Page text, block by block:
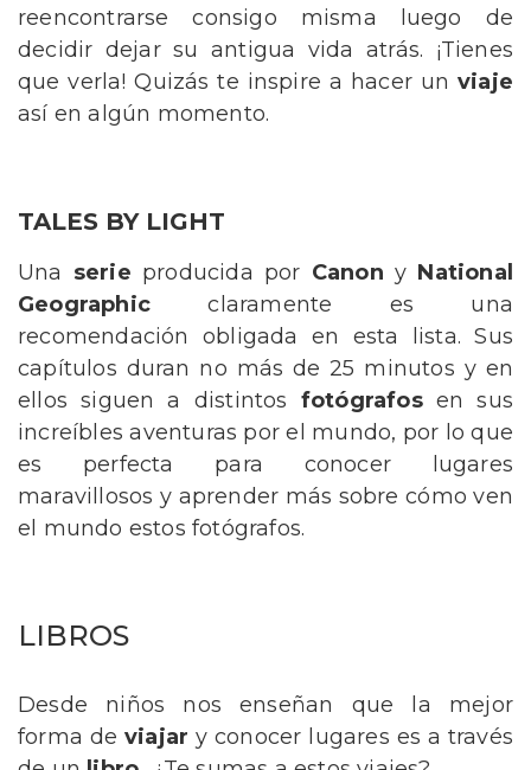
reencontrarse consigo misma luego de
decidir dejar su antigua vida atrás. ¡Tienes
que verla! Quizás te inspire a hacer un viaje
así en algún momento.
TALES BY LIGHT
Una serie producida por Canon y National
Geographic claramente es una
recomendación obligada en esta lista. Sus
capítulos duran no más de 25 minutos y en
ellos siguen a distintos fotógrafosen sus
increíbles aventuras por el mundo, por lo que
es perfecta para conocer lugares
maravillosos y aprender más sobre cómo ven
el mundo estos fotógrafos.
LIBROS
Desde niños nos enseñan que la mejor
forma deviajar y conocer lugares es a través